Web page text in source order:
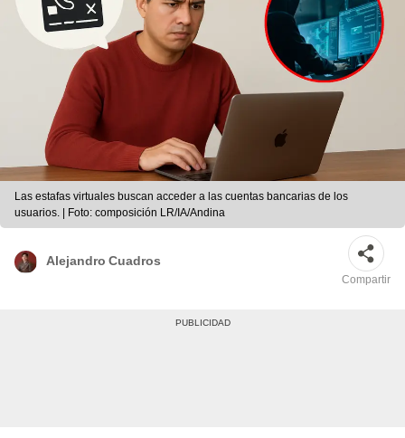
Las estafas virtuales buscan acceder a las cuentas bancarias de los
usuarios. | Foto: composición LR/IA/Andina
Alejandro Cuadros
Compartir